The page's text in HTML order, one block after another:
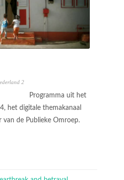
2
Programma uit het
het digitale themakanaal
de Publieke Omroep.